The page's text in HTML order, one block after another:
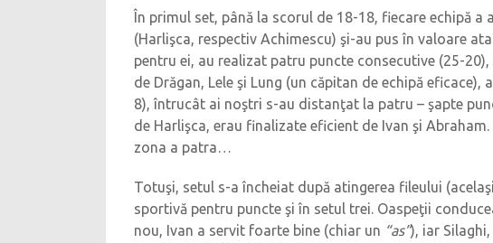
În primul set, până la scorul de 18-18, fiecare echipă
(Harlişca, respectiv Achimescu) şi-au pus în valoare
pentru ei, au realizat patru puncte consecutive (25-
de Drăgan, Lele şi Lung (un căpitan de echipă
8), întrucât ai noştri s-au distanţat la patru – şapte
de Harlişca, erau finalizate eficient de Ivan şi
zona a patra…
Totuşi, setul s-a încheiat după atingerea fileului
sportivă pentru puncte şi în setul trei. Oaspeţii
nou, Ivan a servit foarte bine (chiar un “as”), iar